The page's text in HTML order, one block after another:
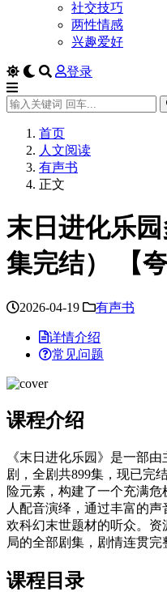
社交技巧
两性情感
兴趣爱好
登录
首页
人文阅读
有声书
正文
末日进化乐
集完结） 【
2026-04-19 有声书
详情介绍
常见问题
课程介绍
《末日进化乐园》是一部
剧，全剧共899集，现已完
险元素，构建了一个充满
人配音演绎，通过丰富的
欢科幻末世题材的听众。
局的全部剧集，剧情连贯完
课程目录